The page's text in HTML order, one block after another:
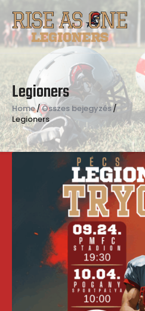
Legioners
Home Összes bejegyzés
Legioners
Főoldal
Rólunk
Csatlakoznál?
Támogatás
Kapcsolat